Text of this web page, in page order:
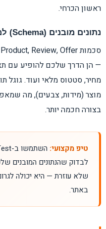
ראשון הכרחי.
נתונים מובנים (Schema) למוצרים
— הן הדרך שלכם להופיע עם
מחיר, סטטוס מלאי ועוד. גוגל
מוצר (מידות, צבעים), מה
בצורה חכמה יותר.
טיפ מקצועי:
לבדוק שהנתונים המובנים
שלא עוזרת — היא יכולה
באתר.